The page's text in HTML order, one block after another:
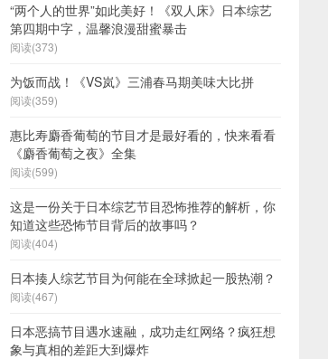
“两个人的世界”如此美好！《双人床》日本综艺
第四期中字，温馨浪漫甜蜜暴击
阅读(373)
为饭而战！《VS岚》三浦春马期美味大比拼
阅读(359)
惠比寿麝香葡萄的节目才是最好看的，快来看看
《麝香葡萄之夜》全集
阅读(599)
这是一份关于日本综艺节目恐怖推荐的解析，你
知道这些恐怖节目背后的故事吗？
阅读(404)
日本揍人综艺节目为何能在全球掀起一股热潮？
阅读(467)
日本恶搞节目遇水速融，成功走红网络？疯狂想
象与真相的差距大到爆炸